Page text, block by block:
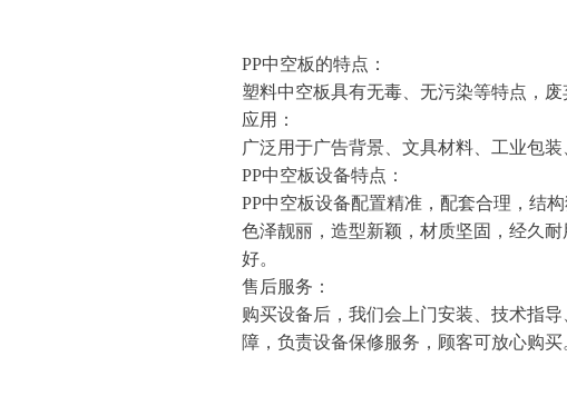
PP中空板的特点：
塑料中空板具有无毒、无污染等特点，
应用：
广泛用于广告背景、文具材料、工业包
PP中空板设备特点：
PP中空板设备配置精准，配套合理，结
色泽靓丽，造型新颖，材质坚固，经久
好。
售后服务：
购买设备后，我们会上门安装、技术指
障，负责设备保修服务，顾客可放心购